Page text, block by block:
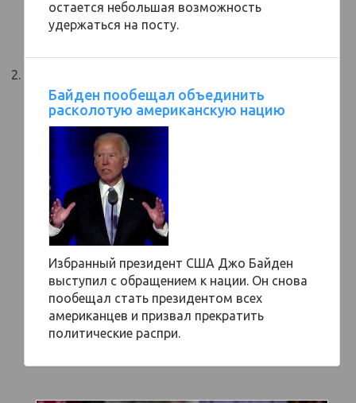
остается небольшая возможность
удержаться на посту.
Байден пообещал объединить
расколотую американскую нацию
Избранный президент США Джо Байден
выступил с обращением к нации. Он снова
пообещал стать президентом всех
американцев и призвал прекратить
политические распри.